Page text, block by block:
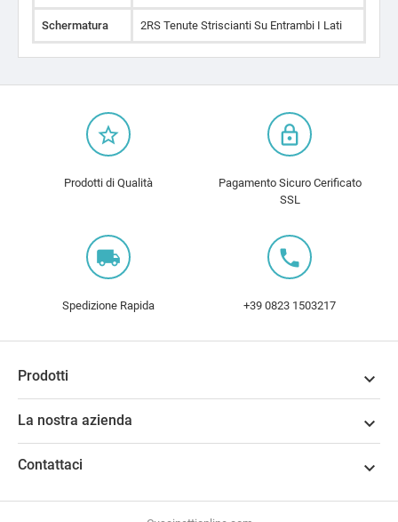
Schermatura 2RS Tenute Striscianti Su Entrambi I Lati
star_border
Prodotti di Qualità
lock_outline
Pagamento Sicuro Cerificato
SSL
local_shipping
Spedizione Rapida
local_phone
+39 0823 1503217
Prodotti 
La nostra azienda 
Contattaci 